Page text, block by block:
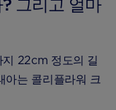
그리고 얼마
22cm 정도의 길
아는 콜리플라워 크